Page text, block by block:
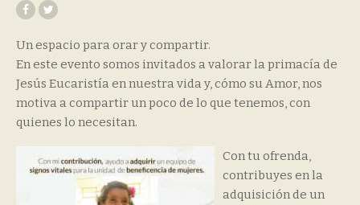
Un espacio para orar y compartir.
En este evento somos invitados a valorar la primacía de
Jesús Eucaristía en nuestra vida y, cómo su Amor, nos
motiva a compartir un poco de lo que tenemos, con
quienes lo necesitan.
Con tu ofrenda,
contribuyes en la
adquisición de un